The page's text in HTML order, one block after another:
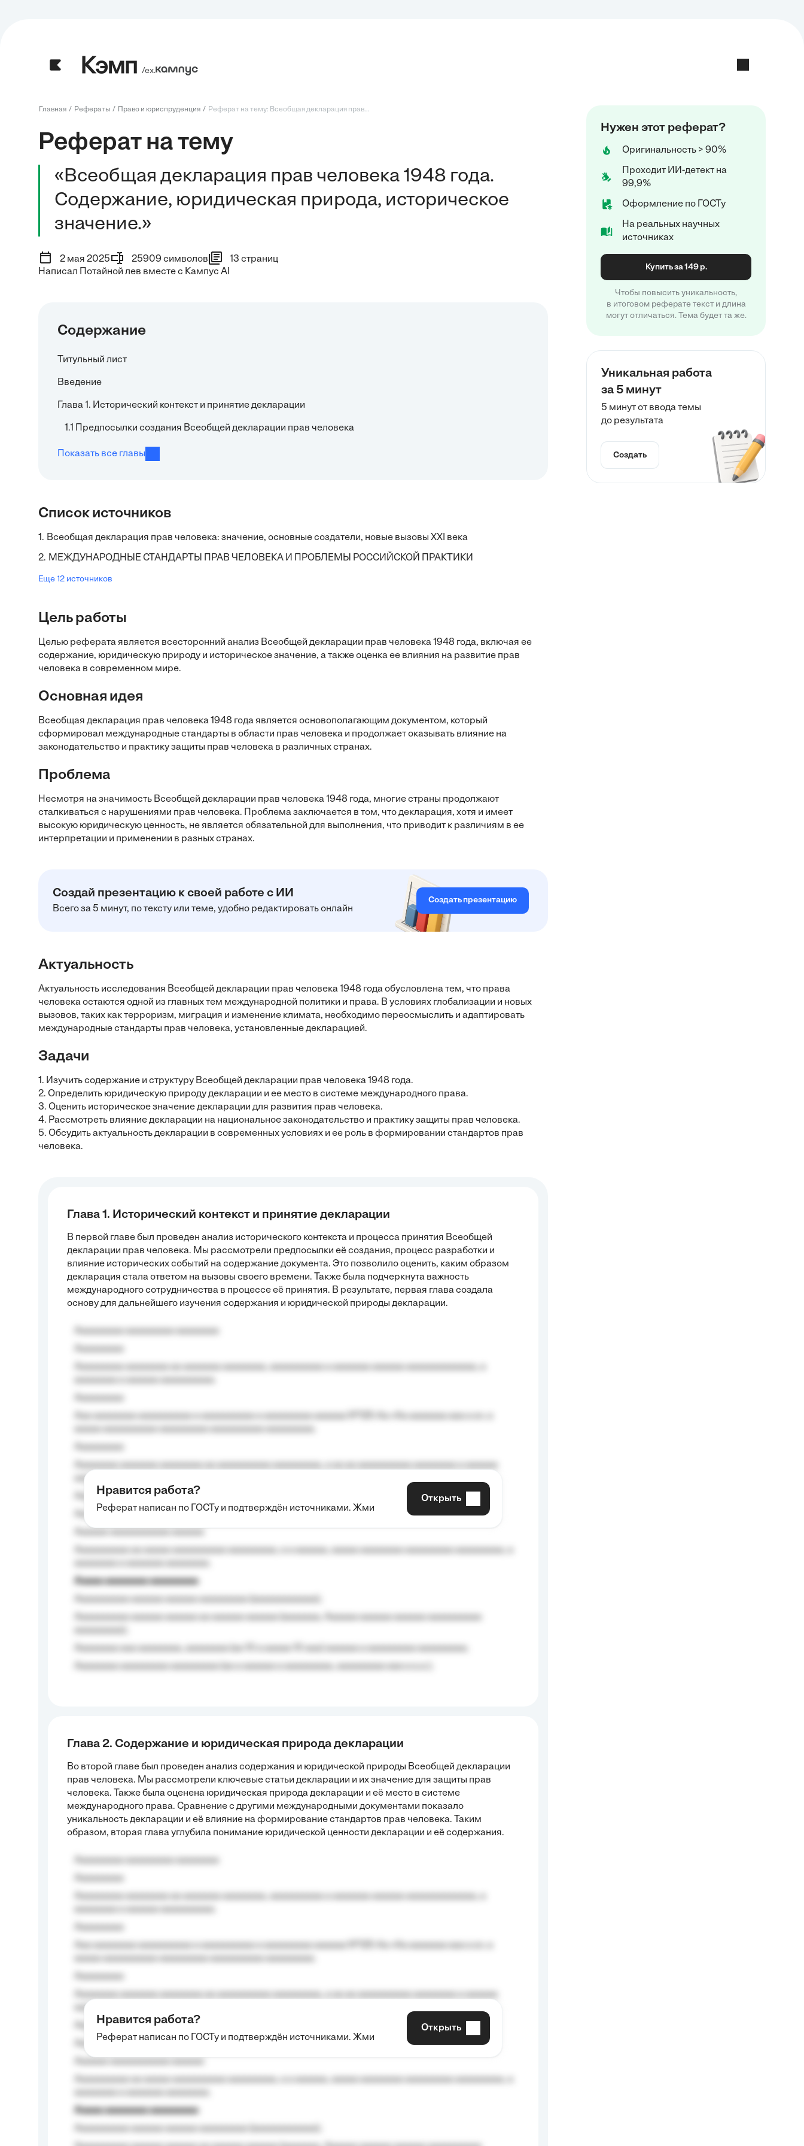
/ех.
Главная Рефераты Право и юриспруденция Реферат на тему: Всеобщая декларация прав...
Реферат на тему
«Всеобщая декларация прав человека 1948 года.
Содержание, юридическая природа, историческое
значение.»
2 мая 2025 25909 символов
13 страниц
Написал Потайной лев вместе с Кампус AI
Содержание
Титульный лист
Введение
Глава 1. Исторический контекст и принятие декларации
1.1 Предпосылки создания Всеобщей декларации прав человека
Показать все главы
Список источников
1. Всеобщая декларация прав человека: значение, основные создатели, новые вызовы XXI века
2. МЕЖДУНАРОДНЫЕ СТАНДАРТЫ ПРАВ ЧЕЛОВЕКА И ПРОБЛЕМЫ РОССИЙСКОЙ ПРАКТИКИ
Еще 12 источников
Цель работы
Целью реферата является всесторонний анализ Всеобщей декларации прав человека 1948 года, включая ее
содержание, юридическую природу и историческое значение, а также оценка ее влияния на развитие прав
человека в современном мире.
Основная идея
Всеобщая декларация прав человека 1948 года является основополагающим документом, который
сформировал международные стандарты в области прав человека и продолжает оказывать влияние на
законодательство и практику защиты прав человека в различных странах.
Проблема
Несмотря на значимость Всеобщей декларации прав человека 1948 года, многие страны продолжают
сталкиваться с нарушениями прав человека. Проблема заключается в том, что декларация, хотя и имеет
высокую юридическую ценность, не является обязательной для выполнения, что приводит к различиям в ее
интерпретации и применении в разных странах.
Создай презентацию к своей работе с ИИ
Всего за 5 минут, по тексту или теме, удобно редактировать онлайн
Создать презентацию
Актуальность
Актуальность исследования Всеобщей декларации прав человека 1948 года обусловлена тем, что права
человека остаются одной из главных тем международной политики и права. В условиях глобализации и новых
вызовов, таких как терроризм, миграция и изменение климата, необходимо переосмыслить и адаптировать
международные стандарты прав человека, установленные декларацией.
Задачи
1. Изучить содержание и структуру Всеобщей декларации прав человека 1948 года.
2. Определить юридическую природу декларации и ее место в системе международного права.
3. Оценить историческое значение декларации для развития прав человека.
4. Рассмотреть влияние декларации на национальное законодательство и практику защиты прав человека.
5. Обсудить актуальность декларации в современных условиях и ее роль в формировании стандартов прав
человека.
Глава 1. Исторический контекст и принятие декларации
В первой главе был проведен анализ исторического контекста и процесса принятия Всеобщей
декларации прав человека. Мы рассмотрели предпосылки её создания, процесс разработки и
влияние исторических событий на содержание документа. Это позволило оценить, каким образом
декларация стала ответом на вызовы своего времени. Также была подчеркнута важность
международного сотрудничества в процессе её принятия. В результате, первая глава создала
основу для дальнейшего изучения содержания и юридической природы декларации.
aaaa aaaa.
Aaaaaaaaa
Aaaaaaaaaa aa aaa aaaaaaaaa, a aaa aaaaaaaaaa aaa, a aaaaaaaaaa, aaaaaa aaaaaa a aaaaaa.
Aaaaa aaaaaaaa aaaaaaaaa
Нравится работа?
Реферат написан по ГОСТу и подтверждён источниками. Жми
Открыть
Глава 2. Содержание и юридическая природа декларации
Во второй главе был проведен анализ содержания и юридической природы Всеобщей декларации
прав человека. Мы рассмотрели ключевые статьи декларации и их значение для защиты прав
человека. Также была оценена юридическая природа декларации и её место в системе
международного права. Сравнение с другими международными документами показало
уникальность декларации и её влияние на формирование стандартов прав человека. Таким
образом, вторая глава углубила понимание юридической ценности декларации и её содержания.
aaaa aaaa.
Aaaaaaaaa
Aaaaaaaaaa aa aaa aaaaaaaaa, a aaa aaaaaaaaaa aaa, a aaaaaaaaaa, aaaaaa aaaaaa a aaaaaa.
Aaaaa aaaaaaaa aaaaaaaaa
Нравится работа?
Реферат написан по ГОСТу и подтверждён источниками. Жми
Открыть
Нужен этот реферат?
Оригинальность > 90%
Проходит ИИ-детект на
99,9%
Оформление по ГОСТу
На реальных научных
источниках
Купить за 149 р.
Чтобы повысить уникальность,
в итоговом реферате текст и длина
могут отличаться. Тема будет та же.
Уникальная работа
за 5 минут
5 минут от ввода темы
до результата
Создать